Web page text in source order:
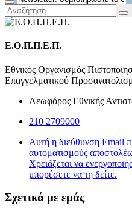
Ε.Ο.Π.Π.Ε.Π.
Εθνικός Οργανισμός
Επαγγελματικού
Λεωφόρος Εθνικής
210 2709000
Αυτή η διεύθυνση Email
αυτοματισμούς
Χρειάζεται να
μπορέσετε να τη δείτε.
Σχετικά με εμάς